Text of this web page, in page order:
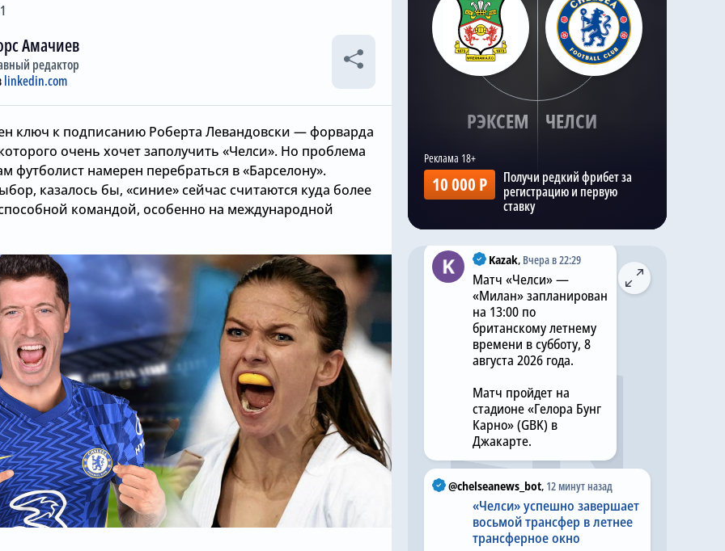
Амачиев
редактор
linkedin.com
ключ к подписанию Роберта Левандовски — форварда
очень хочет заполучить «Челси». Но проблема
футболист намерен перебраться в «Барселону».
казалось бы, «синие» сейчас считаются куда более
командой, особенно на международной
РЭКСЕМ ЧЕЛСИ
10 000 Р
Получи редкий фрибет за
регистрацию и первую
ставку
Саймон Филлипс в
своей программе Si
Phillips Talks Chelsea
заявил , что ПСЖ хочет
подписать этого
правого защитника до
закрытия
трансферного окна.
журналиста, как и Энцо
Фернандес, Густо
намерен покинуть
«Челси» .
Kazak, Вчера в 22:29
Матч «Челси» —
«Милан» запланирован
на 13:00 по
британскому летнему
времени в субботу, 8
августа 2026 года.
Матч пройдет на
стадионе «Гелора Бунг
Карно» (GBK) в
Джакарте.
@chelseanews_bot, 12 минут назад
«Челси» успешно завершает
восьмой трансфер в летнее
трансферное окно